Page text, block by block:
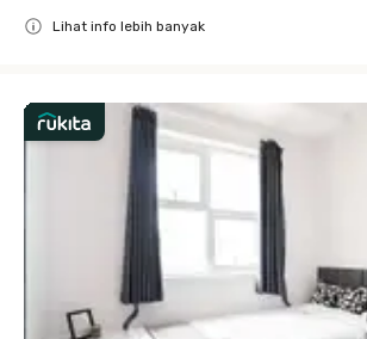
Lihat info lebih banyak